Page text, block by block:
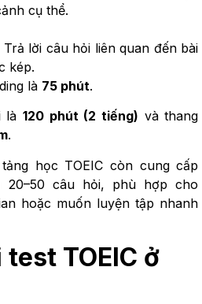
cụ thể.
lời câu hỏi liên quan đến bài
kép.
là 75 phút.
là120 phút (2 tiếng) và thang
.
học TOEIC còn cung cấp
20–50 câu hỏi, phù hợp cho
hoặc muốn luyện tập nhanh
TOEIC ở